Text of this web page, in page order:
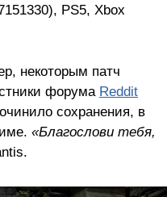
PS5, Xbox
некоторым патч
форума Reddit
сохранения, в
«Благослови тебя,